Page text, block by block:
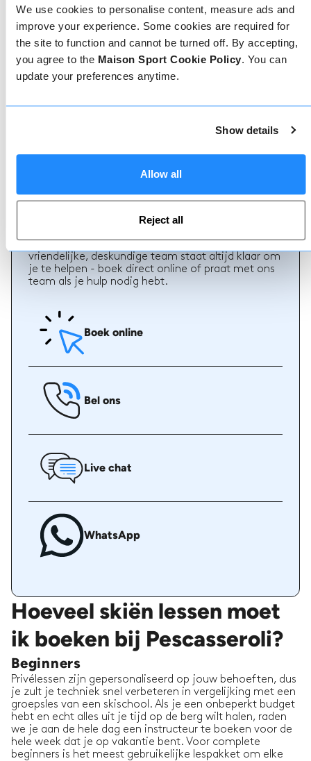
We use cookies to personalise content, measure ads and
improve your experience. Some cookies are required for
the site to function and cannot be turned off. By accepting,
you agree to the Maison Sport Cookie Policy. You can
update your preferences anytime.
Show details
Allow all
Reject all
Meer dan 90% van onze reviews zijn 5 sterren. Lees
juiste leraar te kiezen. Boek lessen met een van
Boeken bij ons kan niet eenvoudiger, ons
vriendelijke, deskundige team staat altijd klaar om
je te helpen - boek direct online of praat met ons
team als je hulp nodig hebt.
Boek online
Bel ons
Live chat
WhatsApp
Hoeveel skiën lessen moet
ik boeken bij Pescasseroli?
Beginners
Privélessen zijn gepersonaliseerd op jouw behoeften, dus
je zult je techniek snel verbeteren in vergelijking met een
groepsles van een skischool. Als je een onbeperkt budget
hebt en echt alles uit je tijd op de berg wilt halen, raden
we je aan de hele dag een instructeur te boeken voor de
hele week dat je op vakantie bent. Voor complete
beginners is het meest gebruikelijke lespakket om elke